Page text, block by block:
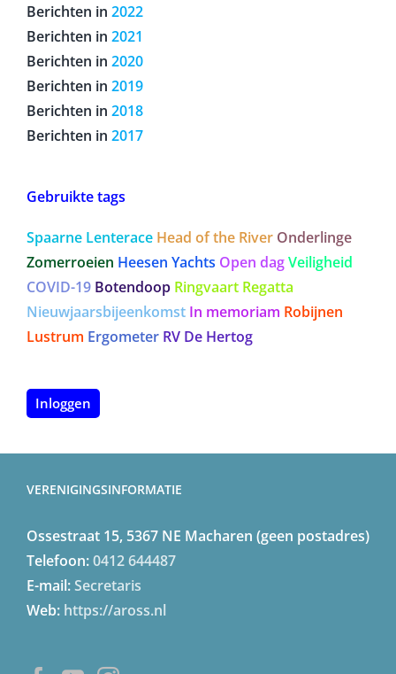
Berichten in 2022
Berichten in 2021
Berichten in 2020
Berichten in 2019
Berichten in 2018
Berichten in 2017
Gebruikte tags
Spaarne Lenterace Head of the River Onderlinge
Zomerroeien Heesen Yachts Open dagVeiligheid
COVID-19 Botendoop Ringvaart Regatta
Nieuwjaarsbijeenkomst In memoriam Robijnen
Lustrum Ergometer RV De Hertog
Inloggen
VERENIGINGSINFORMATIE
Ossestraat 15, 5367 NE Macharen (geen postadres)
Telefoon:0412 644487
E-mail:Secretaris
Web: https://aross.nl